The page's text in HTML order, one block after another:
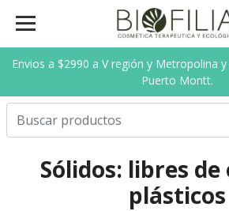
Envios a $2990 a V región y Metropolina
Puerto Montt.
Sólidos: libres de
plásticos